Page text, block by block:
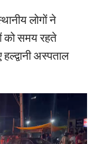
लोगों ने
को समय रहते
अस्पताल